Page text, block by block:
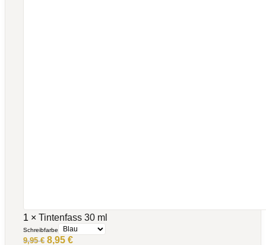
1 × Tintenfass 30 ml
Schreibfarbe
9,95€ Ursprünglicher
8,95 €Aktueller